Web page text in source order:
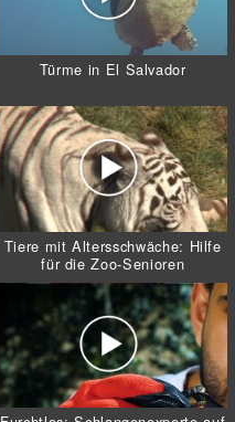
Türme in El Salvador
Tiere mit Altersschwäche: Hilfe
für die Zoo-Senioren